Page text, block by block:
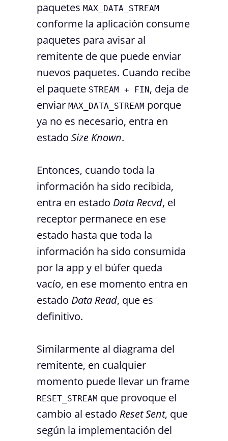
paquetes MAX_DATA_STREAM
conforme la aplicación consume
paquetes para avisar al
remitente de que puede enviar
nuevos paquetes. Cuando recibe
el paquete STREAM + FIN , deja de
enviar MAX_DATA_STREAM porque
ya no es necesario, entra en
estado Size Known.
Entonces, cuando toda la
información ha sido recibida,
entra en estado Data Recvd, el
receptor permanece en ese
estado hasta que toda la
información ha sido consumida
por la app y el búfer queda
vacío, en ese momento entra en
estado Data Read, que es
definitivo.
Similarmente al diagrama del
remitente, en cualquier
momento puede llevar un frame
RESET_STREAM que provoque el
cambio al estado Reset Sent, que
según la implementación del